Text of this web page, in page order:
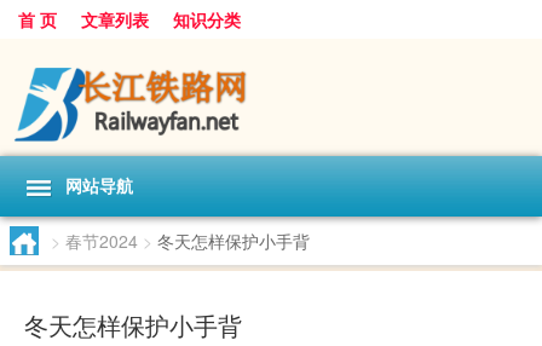
首 页 文章列表 知识分类
网站导航
> 春节2024 > 冬天怎样保护小手背
冬天怎样保护小手背